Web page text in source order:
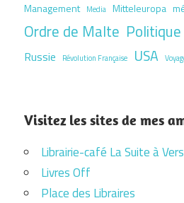
Management Media Mitteleuropa
Ordre de Malte Politique
Russie Révolution Française USA
Visitez les sites de mes
Librairie-café La Suite à
Livres Off
Place des Libraires